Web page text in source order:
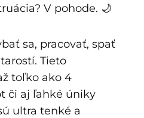
V pohode. 🌙
sa, pracovať, spať
Tieto
toľko ako 4
či aj ľahké úniky
ultra tenké a